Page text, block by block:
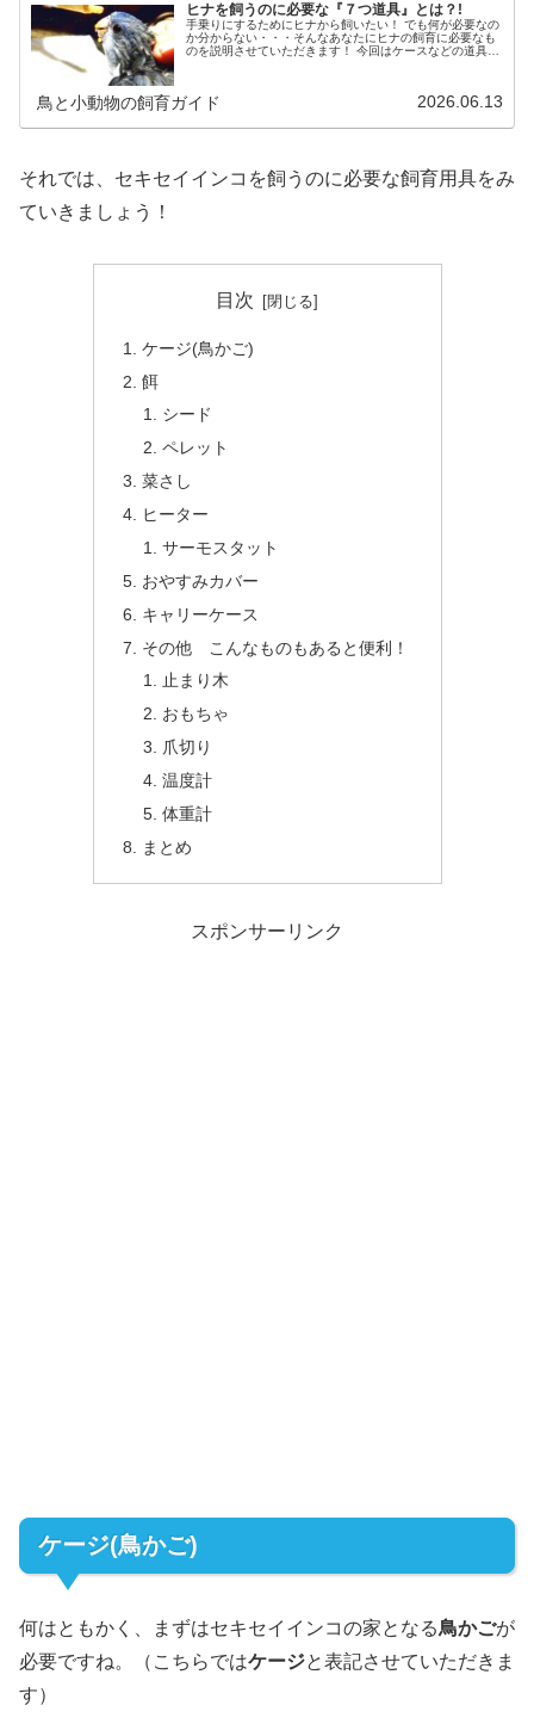
ヒナを飼うのに必要な『７つ道具』とは？!
手乗りにするためにヒナから飼いたい！ でも何が必要なの
か分からない・・・そんなあなたにヒナの飼育に必要なも
のを説明させていただきます！ 今回はケースなどの道具の
鳥と小動物の飼育ガイド 2026.06.13
それでは、セキセイインコを飼うのに必要な飼育用具をみ
ていきましょう！
目次
ケージ(鳥かご)
餌
シード
ペレット
菜さし
ヒーター
サーモスタット
おやすみカバー
キャリーケース
その他 こんなものもあると便利！
止まり木
おもちゃ
爪切り
温度計
体重計
まとめ
スポンサーリンク
ケージ(鳥かご)
何はともかく、まずはセキセイインコの家となる鳥かごが
必要ですね。（こちらではケージと表記させていただきま
す）